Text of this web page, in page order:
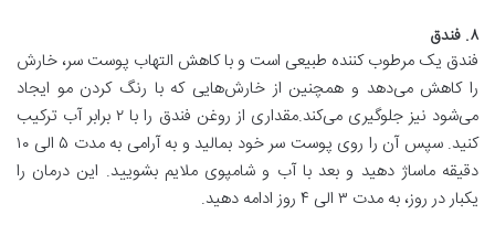
۸. فندق
فندق یک مرطوب کننده طبیعی است و با کاهش التهاب پوست سر، خارش
را کاهش می‌دهد و همچنین از خارش‌هایی که با رنگ کردن مو ایجاد
می‌شود نیز جلوگیری می‌کند.مقداری از روغن فندق را با ۲ برابر آب ترکیب
کنید. سپس آن را روی پوست سر خود بمالید و به آرامی به مدت ۵ الی ۱۰
دقیقه ماساژ دهید و بعد با آب و شامپوی ملایم بشویید. این درمان را
یکبار در روز، به مدت ۳ الی ۴ روز ادامه دهید.